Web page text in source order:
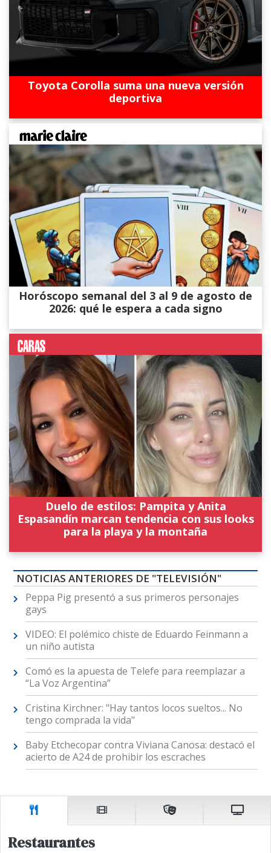
Toyota Corolla suma una nueva versión
deportiva
Horóscopo semanal del 3 al 9 de agosto de
2026: qué le espera a cada signo
Duelo de estilos: Pampita y Anita
Espasandín marcan tendencia con sus looks
para la playa y la montaña
NOTICIAS ANTERIORES DE "TELEVISIÓN"
Peppa Pig presentó a sus primeros personajes
gays
VIDEO: El polémico chiste de Eduardo Feinmann a
un niño autista
Comó es la apuesta de Telefe para reemplazar a
“La Voz Argentina”
Cristina Kirchner: "Hay tantos locos sueltos... No
tengo comprada la vida"
Baby Etchecopar contra Viviana Canosa: destacó el
acierto de A24 de prohibir los escraches
Restaurantes